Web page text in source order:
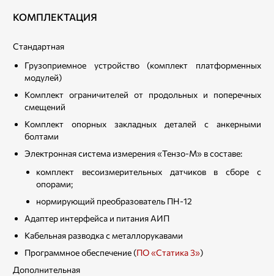
КОМПЛЕКТАЦИЯ
Стандартная
Грузоприемное устройство (комплект платформенных
модулей)
Комплект ограничителей от продольных и поперечных
смещений
Комплект опорных закладных деталей с анкерными
болтами
Электронная система измерения «Тензо-М» в составе:
комплект весоизмерительных датчиков в сборе с
опорами;
нормирующий преобразователь ПН-12
Адаптер интерфейса и питания АИП
Кабельная разводка с металлорукавами
Программное обеспечение (ПО «Статика 3»)
Дополнительная